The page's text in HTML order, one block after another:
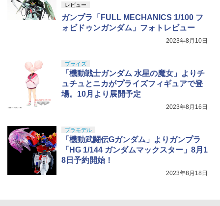
レビュー
ガンプラ「FULL MECHANICS 1/100 フ
ォビドゥンガンダム」フォトレビュー
2023年8月10日
プライズ
「機動戦士ガンダム 水星の魔女」よりチ
ュチュとニカがプライズフィギュアで登
場。10月より展開予定
2023年8月16日
プラモデル
「機動武闘伝Gガンダム」よりガンプラ
「HG 1/144 ガンダムマックスター」8月1
8日予約開始！
2023年8月18日